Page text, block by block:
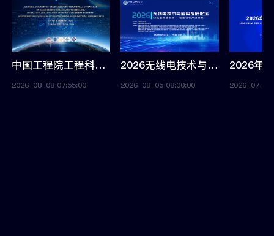
中国工程院工程科技国际学术研讨会-高端测量仪器技术暨第14届精密工程测量与仪器国际会议（IFMI & ISPEMI 2026）
2026-08-08 07:55:00
2026无线电技术与应用发展论坛
2026-08-05 08:00:00 2026-07-09